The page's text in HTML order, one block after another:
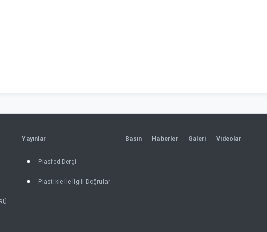
Yayınlar
Plasfed Dergi
Plastikle İle İlgili Doğrular
Basın Haberler Galeri Videolar